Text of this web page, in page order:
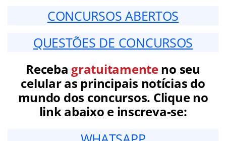
CONCURSOS ABERTOS
QUESTÕES DE CONCURSOS
Receba gratuitamenteno seu
celular as principais notícias do
mundo dos concursos. Clique no
link abaixo e inscreva-se: